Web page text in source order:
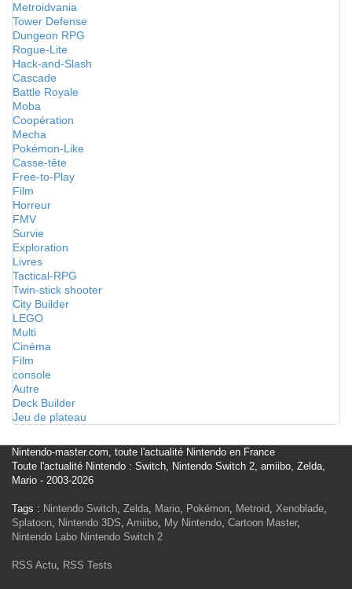
Metroidvania
Tower Defense
Dungeon RPG
Rogue-Lite
Hack-and-Slash
Cascade
Battle Royale
Moba
Coopération
Mecha
Pokémon-Like
Casse-tête
Free-to-Play
Film
Horreur
FMV
Survie
Exploration
Livres
Tactical-RPG
Twin-stick shooter
City Builder
LEGO
Multi
Cinéma
Film
console
Autre
Deck Builder
Jeu de plateau
Nintendo-master.com, toute l'actualité Nintendo en France
Toute l'actualité Nintendo : Switch, Nintendo Switch 2, amiibo, Zelda,
Mario - 2003-2026
Tags : Nintendo Switch, Zelda, Mario, Pokémon, Metroid, Xenoblade,
Splatoon, Nintendo 3DS, Amiibo, My Nintendo, Cartoon Master,
Nintendo Labo Nintendo Switch 2
RSS Actu, RSS Tests